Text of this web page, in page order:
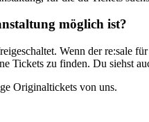
möglich ist?
Wenn der re:sale
Tickets zu finden. Du siehst
Originaltickets von uns.